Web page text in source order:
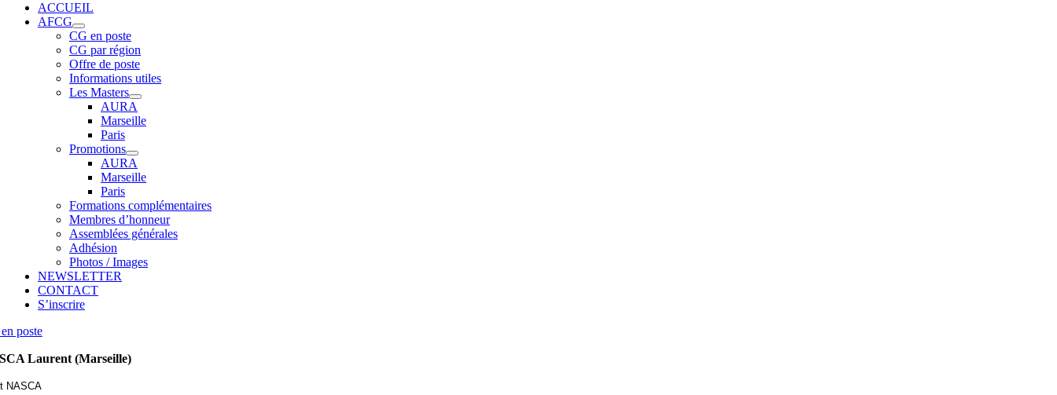
ACCUEIL
AFCG
CG en poste
CG par région
Offre de poste
Informations utiles
Les Masters
AURA
Marseille
Paris
Promotions
AURA
Marseille
Paris
Formations complémentaires
Membres d’honneur
Assemblées générales
Adhésion
Photos / Images
NEWSLETTER
CONTACT
S’inscrire
poste
Laurent (Marseille)
NASCA